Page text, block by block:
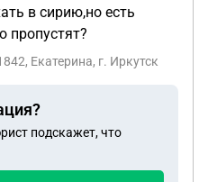
в сирию,но есть
пропустят?
Екатерина, г. Иркутск
подскажет, что